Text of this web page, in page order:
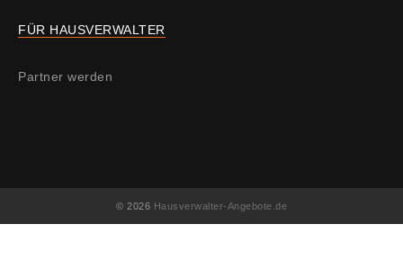
FÜR HAUSVERWALTER
Partner werden
© 2026 Hausverwalter-Angebote.de